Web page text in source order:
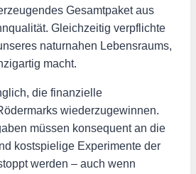
Gesamtpaket aus
Gleichzeitig verpflichte
naturnahen Lebensraums,
macht.
die finanzielle
wiederzugewinnen.
müssen konsequent an die
kostspielige Experimente der
werden – auch wenn